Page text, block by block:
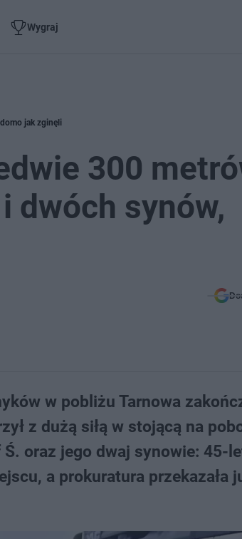
Wygraj
jak zginęli
300
dwóch synów,
w pobliżu Tarnowa
z dużą siłą w stojącą na
oraz jego dwaj synowie: 45-
a prokuratura przekazała